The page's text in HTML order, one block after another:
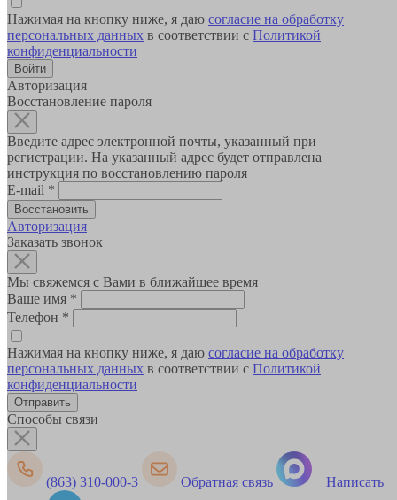
Нажимая на кнопку ниже, я даю согласие на обработку
персональных данных в соответствии с Политикой
конфиденциальности
Авторизация
Восстановление пароля
Введите адрес электронной почты, указанный при
регистрации. На указанный адрес будет отправлена
инструкция по восстановлению пароля
E-mail *
Авторизация
Заказать звонок
Мы свяжемся с Вами в ближайшее время
Ваше имя *
Телефон *
Нажимая на кнопку ниже, я даю согласие на обработку
персональных данных в соответствии с Политикой
конфиденциальности
Способы связи
(863) 310-000-3 Обратная связь Написать